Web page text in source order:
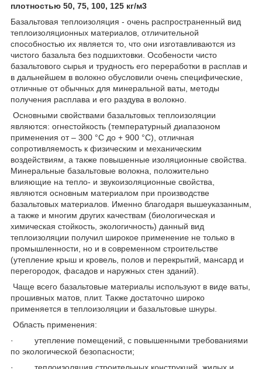
плотностью 50, 75, 100, 125 кг/м3
Базальтовая теплоизоляция - очень распространенный вид
теплоизоляционных материалов, отличительной
способностью их является то, что они изготавливаются из
чистого базальта без подшихтовки. Особености чисто
базальтового сырья и трудность его переработки в расплав и
в дальнейшем в волокно обусловили очень специфические,
отличные от обычных для минеральной ваты, методы
получения расплава и его раздува в волокно.
Основными свойствами базальтовых теплоизоляции
являются: огнестойкость (температурный диапазоном
применения от – 300 °С до + 900 °С), отличная
сопротивляемость к физическим и механическим
воздействиям, а также повышенные изоляционные свойства.
Минеральные базальтовые волокна, положительно
влияющие на тепло- и звукоизоляционные свойства,
являются основным материалом при производстве
базальтовых материалов. Именно благодаря вышеуказанным,
а также и многим других качествам (биологическая и
химическая стойкость, экологичность) данный вид
теплоизоляции получил широкое применение не только в
промышленности, но и в современном строительстве
(утепление крыш и кровель, полов и перекрытий, мансард и
перегородок, фасадов и наружных стен зданий).
Чаще всего базальтовые материалы используют в виде ваты,
прошивных матов, плит. Также достаточно широко
применяется в теплоизоляции и базальтовые шнуры.
Область применения:
· утепление помещений, с повышенными требованиями
по экологической безопасности;
· теплоизоляция строительных конструкций, жилых и